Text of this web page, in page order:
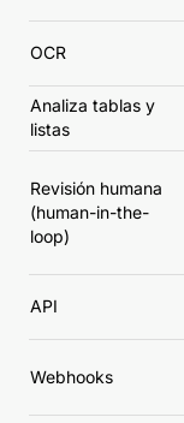
OCR
Analiza tablas y
listas
Revisión humana
(human-in-the-
loop)
API
Webhooks